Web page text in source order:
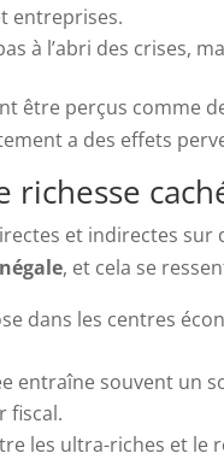
entreprises.
à l’abri des crises,
être perçus comme
a des effets
richesse
et indirectes sur
, et cela se
dans les centres
entraîne souvent un
fiscal.
les ultra-riches et le